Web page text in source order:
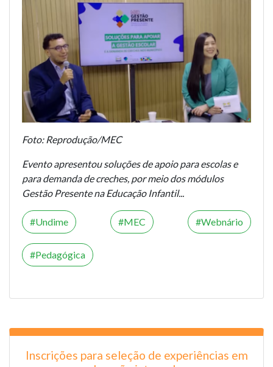
Foto: Reprodução/MEC
Evento apresentou soluções de apoio para escolas e
para demanda de creches, por meio dos módulos
Gestão Presente na Educação Infantil...
Undime MEC Webnário
Pedagógica
Inscrições para seleção de experiências em